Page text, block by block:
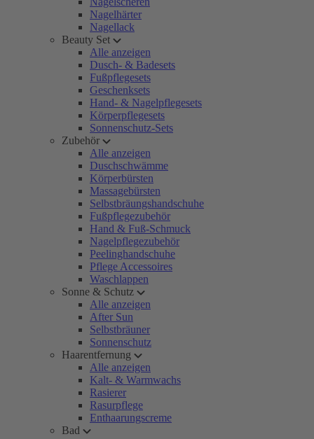
Nagelhärter
Nagellack
Beauty Set
Alle anzeigen
Dusch- & Badesets
Fußpflegesets
Geschenksets
Hand- & Nagelpflegesets
Körperpflegesets
Sonnenschutz-Sets
Zubehör
Alle anzeigen
Duschschwämme
Körperbürsten
Massagebürsten
Selbstbräungshandschuhe
Fußpflegezubehör
Hand & Fuß-Schmuck
Nagelpflegezubehör
Peelinghandschuhe
Pflege Accessoires
Waschlappen
Sonne & Schutz
Alle anzeigen
After Sun
Selbstbräuner
Sonnenschutz
Haarentfernung
Alle anzeigen
Kalt- & Warmwachs
Rasierer
Rasurpflege
Enthaarungscreme
Bad